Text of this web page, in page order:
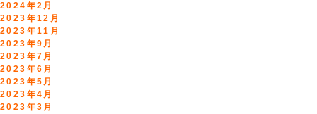
2024年2月
2023年12月
2023年11月
2023年9月
2023年7月
2023年6月
2023年5月
2023年4月
2023年3月